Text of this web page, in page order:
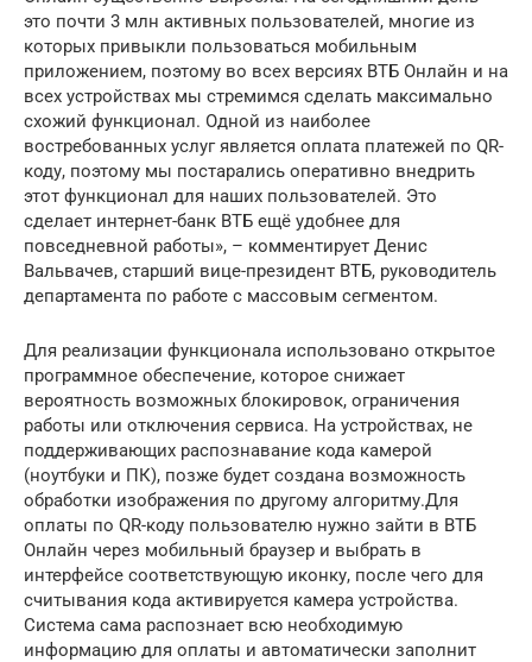
это почти 3 млн активных пользователей, многие из
которых привыкли пользоваться мобильным
приложением, поэтому во всех версиях ВТБ Онлайн и на
всех устройствах мы стремимся сделать максимально
схожий функционал. Одной из наиболее
востребованных услуг является оплата платежей по QR-
коду, поэтому мы постарались оперативно внедрить
этот функционал для наших пользователей. Это
сделает интернет-банк ВТБ ещё удобнее для
повседневной работы», – комментирует Денис
Вальвачев, старший вице-президент ВТБ, руководитель
департамента по работе с массовым сегментом.
Для реализации функционала использовано открытое
программное обеспечение, которое снижает
вероятность возможных блокировок, ограничения
работы или отключения сервиса. На устройствах, не
поддерживающих распознавание кода камерой
(ноутбуки и ПК), позже будет создана возможность
обработки изображения по другому алгоритму.Для
оплаты по QR-коду пользователю нужно зайти в ВТБ
Онлайн через мобильный браузер и выбрать в
интерфейсе соответствующую иконку, после чего для
считывания кода активируется камера устройства.
Система сама распознает всю необходимую
информацию для оплаты и автоматически заполнит